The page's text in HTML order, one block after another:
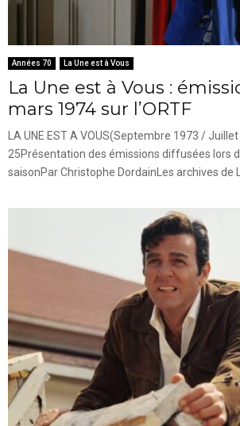
Années 70 La Une est à Vous
La Une est à Vous :
mars 1974 sur l’ORTF
LA UNE EST A VOUS(Septembre 1973 /
25Présentation des émissions diffusées lors
saisonPar Christophe DordainLes archives de